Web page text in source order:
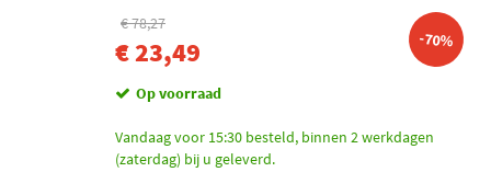
€ 78,27
€ 23,49 -70%
Op voorraad
Vandaag voor 15:30 besteld, binnen 2 werkdagen
(zaterdag) bij u geleverd.